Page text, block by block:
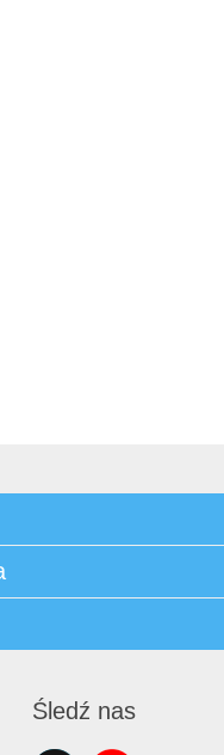
Śledź nas